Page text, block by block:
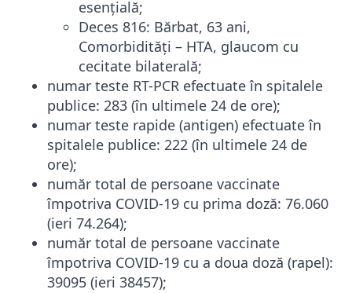
esențială;
Deces 816: Bărbat, 63 ani,
Comorbidități – HTA, glaucom cu
cecitate bilaterală;
numar teste RT-PCR efectuate în spitalele
publice: 283 (în ultimele 24 de ore);
numar teste rapide (antigen) efectuate în
spitalele publice: 222 (în ultimele 24 de
ore);
număr total de persoane vaccinate
împotriva COVID-19 cu prima doză: 76.060
(ieri 74.264);
număr total de persoane vaccinate
împotriva COVID-19 cu a doua doză (rapel):
39095 (ieri 38457);